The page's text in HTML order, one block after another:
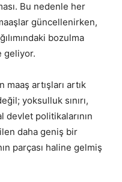
Bu nedenle her
güncellenirken,
bozulma
geliyor.
artışları artık
yoksulluk sınırı,
devlet politikalarının
daha geniş bir
parçası haline gelmiş